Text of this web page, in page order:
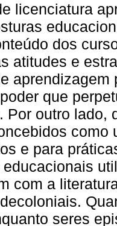
licenciatura
dos
atitudes e
que
Por outro lado,
como
e para
com a
seres